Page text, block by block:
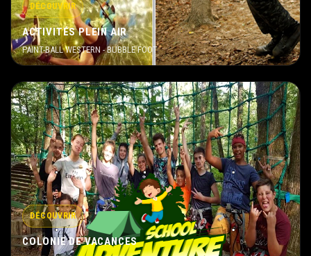
DÉCOUVRIR
ACTIVITÉS PLEIN AIR
PAINT-BALL WESTERN - BUBBLE FOOT
DÉCOUVRIR
COLONIE DE VACANCES